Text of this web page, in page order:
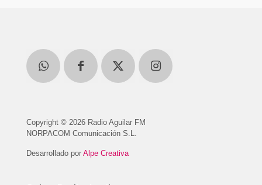
Copyright © 2026 Radio Aguilar FM
NORPACOM Comunicación S.L.
Desarrollado por Alpe Creativa